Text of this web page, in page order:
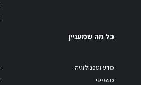
כל מה שמעניין
מדע וטכנולוגיה
משפטי